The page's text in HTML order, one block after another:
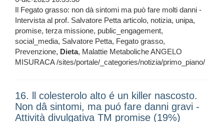
Il Fegato grasso: non dà sintomi ma può fare molti danni -
Intervista al prof. Salvatore Petta articolo, notizia, unipa,
promise, terza missione, public_engagement,
social_media, Salvatore Petta, Fegato grasso,
Prevenzione, Dieta, Malattie Metaboliche ANGELO
MISURACA /sites/portale/_categories/notizia/primo_piano/
16. ll colesterolo alto é un killer nascosto.
Non dâ sintomi, ma puó fare danni gravi -
Attività divulgativa TM promise (19%)